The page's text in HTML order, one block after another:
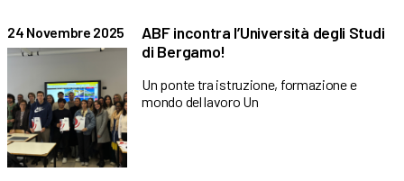
24 Novembre 2025
ABF incontra l’Università degli Studi
di Bergamo!
Un ponte tra istruzione, formazione e
mondo del lavoro Un